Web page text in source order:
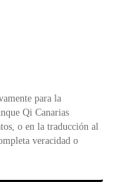
para la
Qi Canarias
o en la traducción al
veracidad o